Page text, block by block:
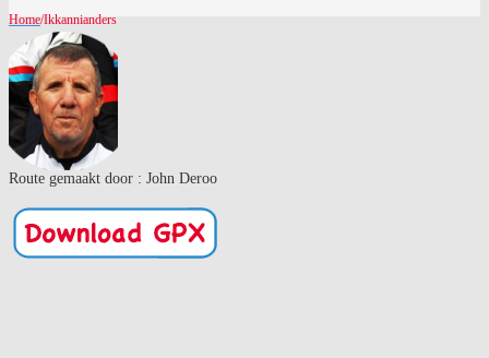
Home/Ikkannianders
Route gemaakt door : John Deroo